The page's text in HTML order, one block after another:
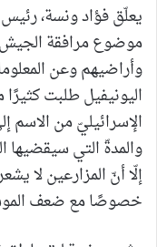
يعلّق فؤاد ونسة،
موضوع مرافقة الجيش
وأراضيهم وعن
اليونيفيل طلبت كثيرًا
الإسرائيليّ من الاسم
والمدةّ التي سيقضيها
إلّا أنّ المزارعين لا
خصوصًا مع ضعف